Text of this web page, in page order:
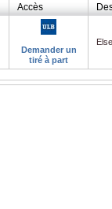
Accès
Demander un
tiré à part